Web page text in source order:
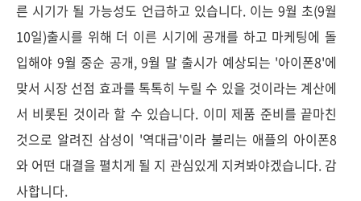
른 시기가 될 가능성도 언급하고 있습니다. 이는 9월 초(9월
10일)출시를 위해 더 이른 시기에 공개를 하고 마케팅에 돌
입해야 9월 중순 공개, 9월 말 출시가 예상되는 '아이폰8'에
맞서 시장 선점 효과를 톡톡히 누릴 수 있을 것이라는 계산에
서 비롯된 것이라 할 수 있습니다. 이미 제품 준비를 끝마친
것으로 알려진 삼성이 '역대급'이라 불리는 애플의 아이폰8
와 어떤 대결을 펼치게 될 지 관심있게 지켜봐야겠습니다. 감
사합니다.